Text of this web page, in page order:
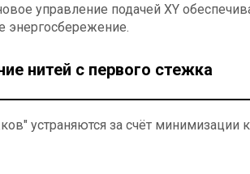
управление подачей XY
энергосбережение.
нитей с первого стежка
устраняются за счёт минимизации